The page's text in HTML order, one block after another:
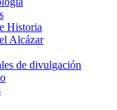
Historia
Alcázar
de divulgación